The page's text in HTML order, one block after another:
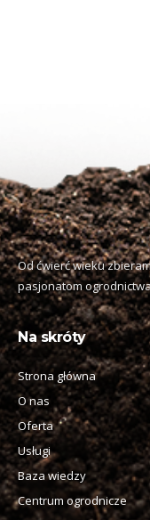
Od ćwierć wieku
pasjonatom
Na skróty
Strona główna
O nas
Oferta
Usługi
Baza wiedzy
Centrum ogrodnicze